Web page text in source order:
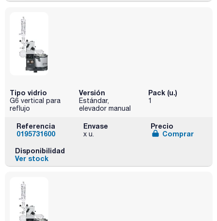
Tipo vidrio
G6 vertical para
reflujo
Versión
Estándar,
elevador manual
Pack (u.)
1
Referencia
0195731600
Envase
x u.
Precio
Comprar
Disponibilidad
Ver stock